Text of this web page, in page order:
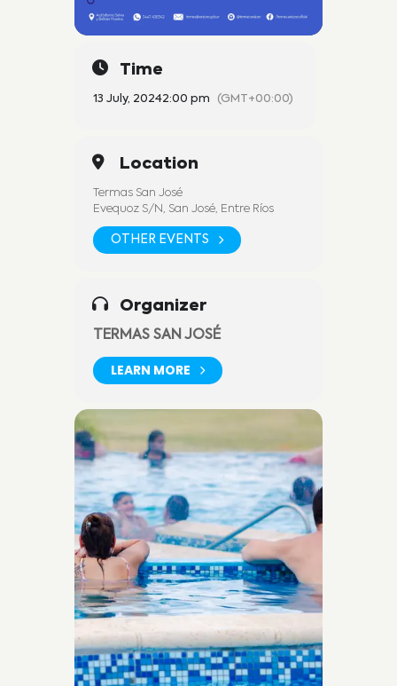
Time
13 July, 20242:00 pm (GMT+00:00)
Location
Termas San José
Evequoz S/N, San José, Entre Ríos
OTHER EVENTS
Organizer
TERMAS SAN JOSÉ
LEARN MORE